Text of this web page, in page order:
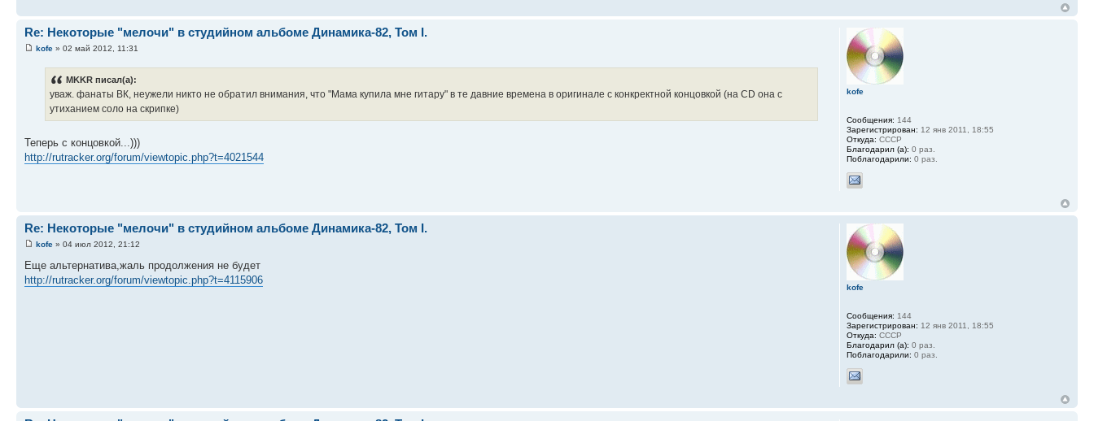
Re: Некоторые "мелочи" в студийном альбоме Динамика-82, Том I.
kofe » 02 май 2012, 11:31
MKKR писал(а):
уваж. фанаты ВК, неужели никто не обратил внимания, что "Мама купила мне гитару" в те давние времена в оригинале с конкректной концовкой (на CD она с
утиханием соло на скрипке)
Теперь с концовкой...)))
http://rutracker.org/forum/viewtopic.php?t=4021544
kofe
Сообщения: 144
Зарегистрирован: 12 янв 2011, 18:55
Откуда: СССР
Благодарил (а): 0 раз.
Поблагодарили: 0 раз.
Re: Некоторые "мелочи" в студийном альбоме Динамика-82, Том I.
kofe » 04 июл 2012, 21:12
Еще альтернатива,жаль продолжения не будет
http://rutracker.org/forum/viewtopic.php?t=4115906
kofe
Сообщения: 144
Зарегистрирован: 12 янв 2011, 18:55
Откуда: СССР
Благодарил (а): 0 раз.
Поблагодарили: 0 раз.